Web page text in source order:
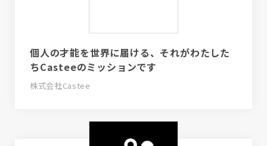
個人の才能を世界に届ける、それがわたした
ちCasteeのミッションです
株式会社Castee